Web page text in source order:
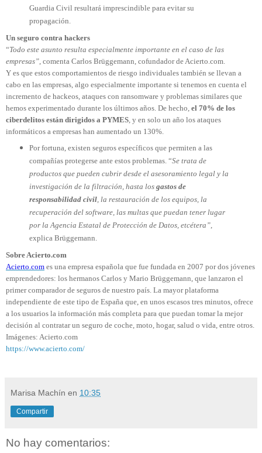
Guardia Civil resultará imprescindible para evitar su
propagación.
Un seguro contra hackers
“Todo este asunto resulta especialmente importante en el caso de las
empresas” , comenta Carlos Brüggemann, cofundador de Acierto.com.
Y es que estos comportamientos de riesgo individuales también se llevan a
cabo en las empresas, algo especialmente importante si tenemos en cuenta el
incremento de hackeos, ataques con ransomware y problemas similares que
hemos experimentado durante los últimos años. De hecho, el 70% de los
ciberdelitos están dirigidos a PYMES , y en solo un año los ataques
informáticos a empresas han aumentado un 130%.
Por fortuna, existen seguros específicos que permiten a las
compañías protegerse ante estos problemas. “Se trata de
productos que pueden cubrir desde el asesoramiento legal y la
investigación de la filtración, hasta los gastos de
responsabilidad civil, la restauración de los equipos, la
recuperación del software, las multas que puedan tener lugar
por la Agencia Estatal de Protección de Datos, etcétera”,
explica Brüggemann.
Sobre Acierto.com
Acierto.com es una empresa española que fue fundada en 2007 por dos jóvenes
emprendedores: los hermanos Carlos y Mario Brüggemann, que lanzaron el
primer comparador de seguros de nuestro país. La mayor plataforma
independiente de este tipo de España que, en unos escasos tres minutos, ofrece
a los usuarios la información más completa para que puedan tomar la mejor
decisión al contratar un seguro de coche, moto, hogar, salud o vida, entre otros.
Imágenes: Acierto.com
https://www.acierto.com/
Marisa Machín en 10:35
Compartir
No hay comentarios: